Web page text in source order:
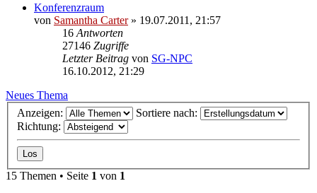
Konferenzraum
von Samantha Carter» 19.07.2011, 21:57
16 Antworten
27146 Zugriffe
Letzter Beitrag von SG-NPC
16.10.2012, 21:29
Neues Thema
Anzeigen:
Sortiere nach:
Richtung:
15 Themen • Seite 1 von 1